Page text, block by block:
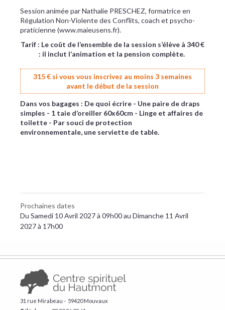
Session animée par Nathalie PRESCHEZ, formatrice en
Régulation Non-Violente des Conflits, coach et psycho-
praticienne (www.maieusens.fr).
Tarif : Le coût de l’ensemble de la session s’élève à 340 €
: il inclut l’animation et la pension complète.
315 € si vous vous inscrivez au moins 3 semaines
avant le début de la session
Dans vos bagages : De quoi écrire - Une paire de draps
simples - 1 taie d’oreiller 60x60cm - Linge et affaires de
toilette - Par souci de protection
environnementale, une serviette de table.
Prochaines dates
Du Samedi 10 Avril 2027 à 09h00 au Dimanche 11 Avril
2027 à 17h00
31 rue Mirabeau - 59420 Mouvaux